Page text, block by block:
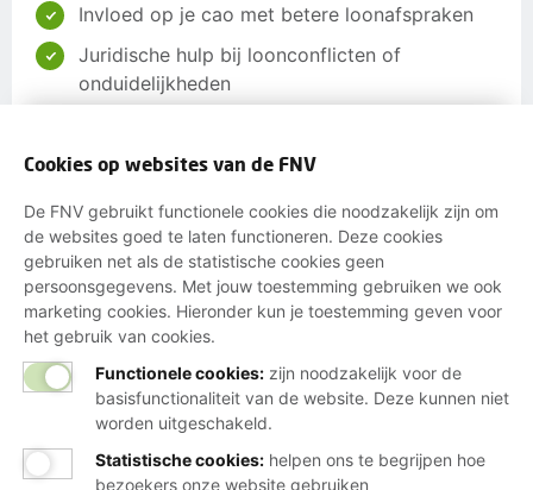
Invloed op je cao met betere loonafspraken
Juridische hulp bij loonconflicten of
onduidelijkheden
Inzicht in je rechten en kansen rond salaris
Toegang tot trainingen voor betere loopbaan-
en salariskansen
Gratis hulp bij je belastingaangifte en
toeslagen
Word lid
Of maak een ander lid en verdien een tientje
Cookies op websites van de FNV
De FNV gebruikt functionele cookies die noodzakelijk zijn om
de websites goed te laten functioneren. Deze cookies
gebruiken net als de statistische cookies geen
persoonsgegevens. Met jouw toestemming gebruiken we ook
marketing cookies. Hieronder kun je toestemming geven voor
het gebruik van cookies.
Functionele cookies: zijn noodzakelijk voor de
basisfunctionaliteit van de website. Deze kunnen niet
worden uitgeschakeld.
Statistische cookies: helpen ons te begrijpen hoe
bezoekers onze website gebruiken